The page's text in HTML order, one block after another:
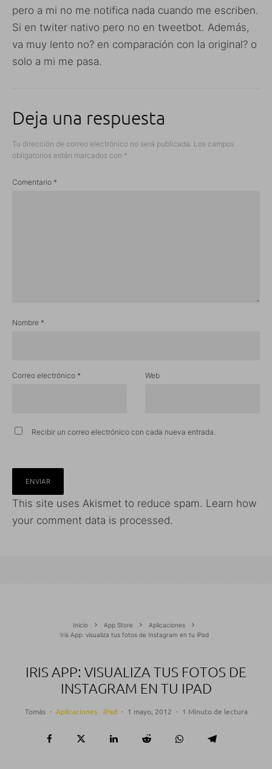
pero a mi no me notifica nada cuando me escriben.
Si en twiter nativo pero no en tweetbot. Además,
va muy lento no? en comparación con la original? o
solo a mi me pasa.
Deja una respuesta
Tu dirección de correo electrónico no será publicada. Los campos
obligatorios están marcados con *
Comentario *
Nombre *
Correo electrónico * Web
Recibir un correo electrónico con cada nueva entrada.
This site uses Akismet to reduce spam. Learn how
your comment data is processed.
Inicio App Store
Aplicaciones
Iris App: visualiza tus fotos de Instagram en tu iPad
IRIS APP: VISUALIZA TUS FOTOS DE
INSTAGRAM EN TU IPAD
Tomás · Aplicaciones iPad · 1 mayo, 2012 · 1 Minuto de lectura